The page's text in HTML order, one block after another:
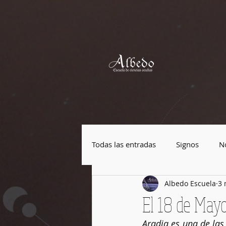
Todas las entradas Signos
Plantas mágicas Piedras
El 18 de
Albedo Escuela 3
Aradia es una de